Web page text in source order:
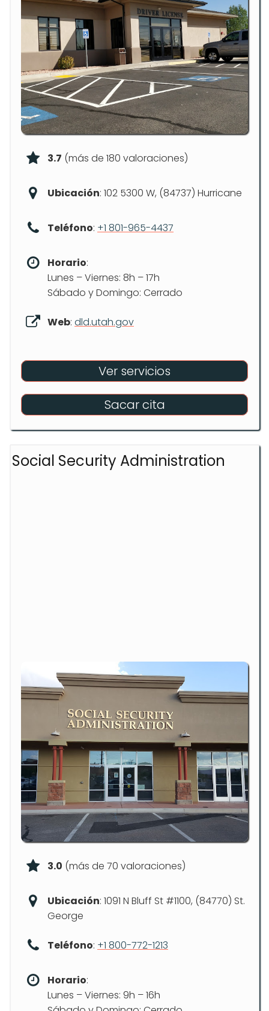
3.7 (más de 180 valoraciones)
Ubicación: 102 5300 W, (84737) Hurricane
Teléfono: +1 801-965-4437
Horario:
Lunes – Viernes: 8h – 17h
Sábado y Domingo: Cerrado
Web: dld.utah.gov
Ver servicios
Sacar cita
Social Security Administration
3.0 (más de 70 valoraciones)
Ubicación: 1091 N Bluff St #1100, (84770) St.
George
Teléfono: +1 800-772-1213
Horario:
Lunes – Viernes: 9h – 16h